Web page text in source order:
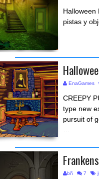
Halloween
pistas y
EnaGames
CREEPY
type new
pursuit of
bñ 7